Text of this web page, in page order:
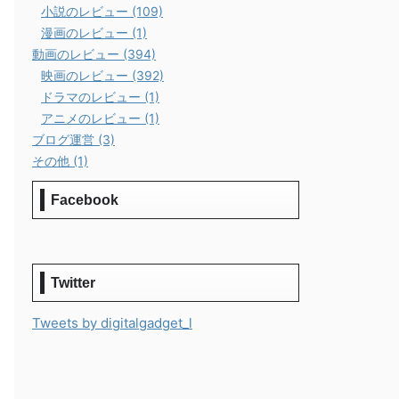
小説のレビュー (109)
漫画のレビュー (1)
動画のレビュー (394)
映画のレビュー (392)
ドラマのレビュー (1)
アニメのレビュー (1)
ブログ運営 (3)
その他 (1)
Facebook
Twitter
Tweets by digitalgadget_l